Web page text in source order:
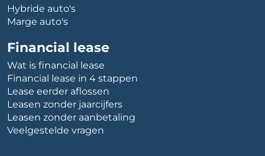
Hybride auto's
Marge auto's
Financial lease
Wat is financial lease
Financial lease in 4 stappen
Lease eerder aflossen
Leasen zonder jaarcijfers
Leasen zonder aanbetaling
Veelgestelde vragen